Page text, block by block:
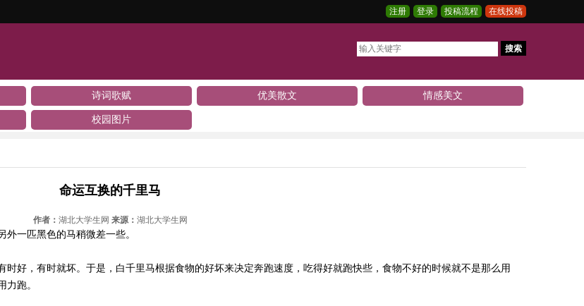
注册 登录 投稿流程 在线投稿
搜索
诗词歌赋 优美散文 情感美文
校园图片
命运互换的千里马
作者： 湖北大学生网 来源： 湖北大学生网
一匹黑色的马稍微差一些。
好，有时就坏。于是，白千里马根据食物的好坏来决定奔跑速度，吃得好就跑快些，食物不好的时候就不是那么用
力跑。